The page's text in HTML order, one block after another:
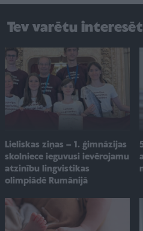
Tev varētu interesēt
Lieliskas ziņas – 1. ģimnāzijas
skolniece ieguvusi ievērojamu
atzinību lingvistikas
olimpiādē Rumānijā